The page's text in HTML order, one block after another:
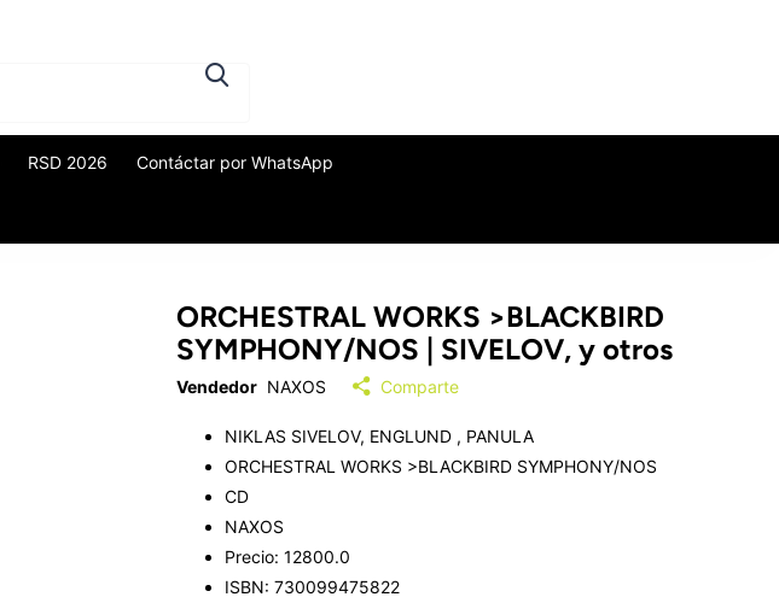
RSD 2026 Contáctar por WhatsApp
ORCHESTRAL WORKS >BLACKBIRD
SYMPHONY/NOS | SIVELOV, y otros
Vendedor NAXOS Comparte
NIKLAS SIVELOV, ENGLUND , PANULA
ORCHESTRAL WORKS >BLACKBIRD SYMPHONY/NOS
CD
NAXOS
Precio: 12800.0
ISBN: 730099475822